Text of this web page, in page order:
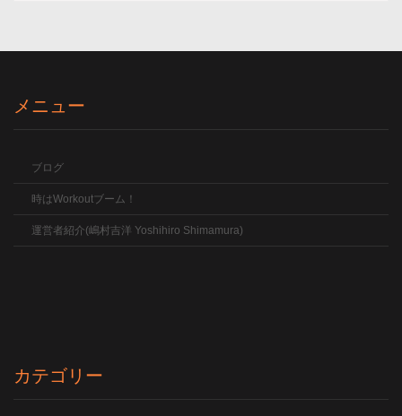
メニュー
ブログ
時はWorkoutブーム！
運営者紹介(嶋村吉洋 Yoshihiro Shimamura)
カテゴリー